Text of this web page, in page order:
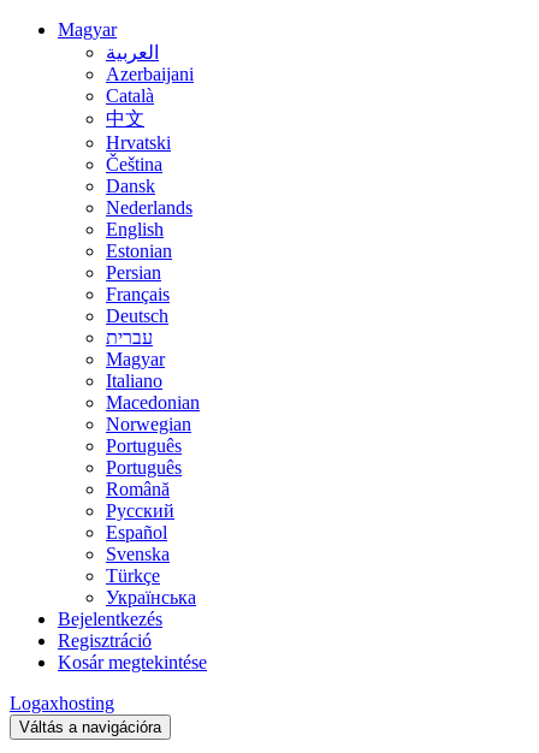
Magyar
العربية
Azerbaijani
Català
中文
Hrvatski
Čeština
Dansk
Nederlands
English
Estonian
Persian
Français
Deutsch
עברית
Magyar
Italiano
Macedonian
Norwegian
Português
Português
Română
Русский
Español
Svenska
Türkçe
Українська
Bejelentkezés
Regisztráció
Kosár megtekintése
Logaxhosting
Váltás a navigációra